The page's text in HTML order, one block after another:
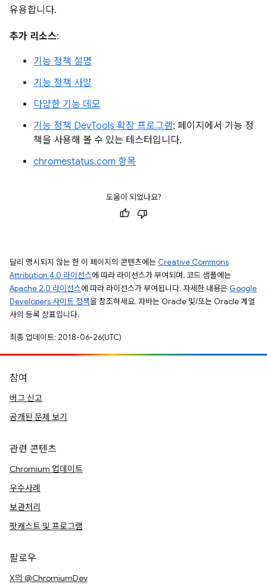
유용합니다.
추가 리소스:
기능 정책 설명
기능 정책 사양
다양한 기능 데모
기능 정책 DevTools 확장 프로그램: 페이지에서 기능 정
책을 사용해 볼 수 있는 테스터입니다.
chromestatus.com 항목
도움이 되었나요?
달리 명시되지 않는 한 이 페이지의 콘텐츠에는 Creative Commons
Attribution 4.0 라이선스에 따라 라이선스가 부여되며, 코드 샘플에는
Apache 2.0 라이선스에 따라 라이선스가 부여됩니다. 자세한 내용은 Google
Developers 사이트 정책을 참조하세요. 자바는 Oracle 및/또는 Oracle 계열
사의 등록 상표입니다.
최종 업데이트: 2018-06-26(UTC)
참여
버그 신고
공개된 문제 보기
관련 콘텐츠
Chromium 업데이트
우수사례
보관처리
팟캐스트 및 프로그램
팔로우
X의 @ChromiumDev